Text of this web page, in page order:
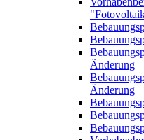
Änderung
Änderung